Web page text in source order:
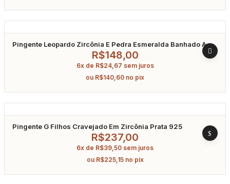
Pingente Leopardo Zircônia E Pedra Esmeralda Banhado A
R$148,00
6x de R$24,67 sem juros
ou R$140,60 no pix
Pingente G Filhos Cravejado Em Zircônia Prata 925
R$237,00
6x de R$39,50 sem juros
ou R$225,15 no pix